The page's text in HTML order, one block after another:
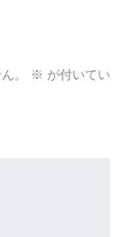
。 ※ が付いてい